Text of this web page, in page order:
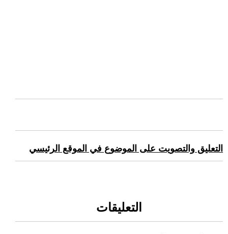
التعليق والتصويت على الموضوع في الموقع الرئيسي
التعليقات